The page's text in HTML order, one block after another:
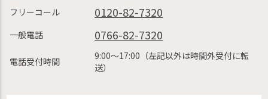
フリーコール 0120-82-7320
一般電話 0766-82-7320
電話受付時間
9:00〜17:00（左記以外は時間外受付に転
送）